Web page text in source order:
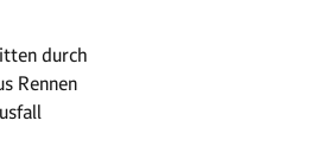
durch
Rennen